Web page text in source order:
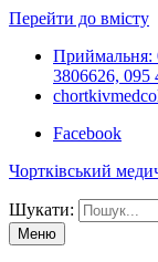
Перейти до вмісту
Приймальня:
3806626, 095
Facebook
Чортківський
Шукати:
Меню